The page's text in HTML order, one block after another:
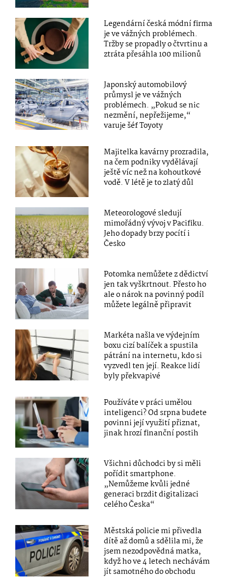
Legendární česká módní firma
je ve vážných problémech.
Tržby se propadly o čtvrtinu a
ztráta přesáhla 100 milionů
Japonský automobilový
průmysl je ve vážných
problémech. „Pokud se nic
nezmění, nepřežijeme,“
varuje šéf Toyoty
Majitelka kavárny prozradila,
na čem podniky vydělávají
ještě víc než na kohoutkové
vodě. V létě je to zlatý důl
Meteorologové sledují
mimořádný vývoj v Pacifiku.
Jeho dopady brzy pocítí i
Česko
Potomka nemůžete z dědictví
jen tak vyškrtnout. Přesto ho
ale o nárok na povinný podíl
můžete legálně připravit
Markéta našla ve výdejním
boxu cizí balíček a spustila
pátrání na internetu, kdo si
vyzvedl ten její. Reakce lidí
byly překvapivé
Používáte v práci umělou
inteligenci? Od srpna budete
povinni její využití přiznat,
jinak hrozí finanční postih
Všichni důchodci by si měli
pořídit smartphone.
„Nemůžeme kvůli jedné
generaci brzdit digitalizaci
celého Česka“
Městská policie mi přivedla
dítě až domů a sdělila mi, že
jsem nezodpovědná matka,
když ho ve 4 letech nechávám
jít samotného do obchodu